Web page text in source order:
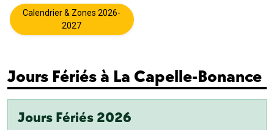
Calendrier & Zones 2026-
2027
Jours Fériés à La Capelle-Bonance
Jours Fériés 2026